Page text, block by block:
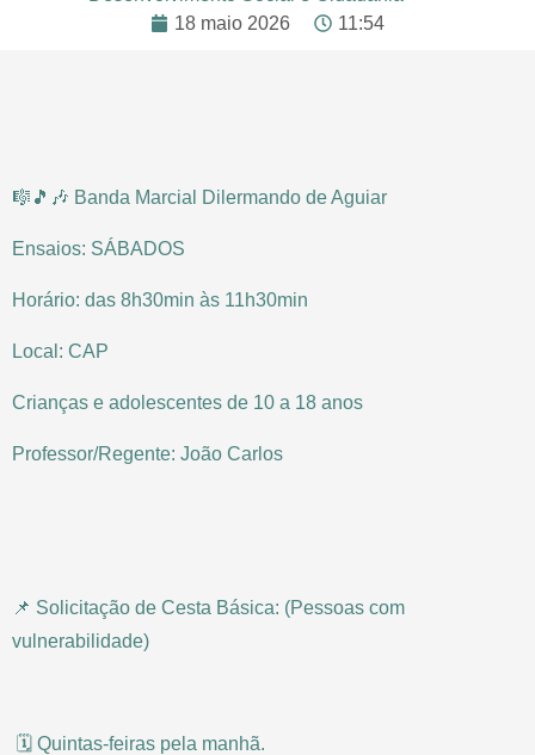
18 maio 2026
11:54
🎼🎵🎶 Banda Marcial Dilermando de Aguiar
Ensaios: SÁBADOS
Horário: das 8h30min às 11h30min
Local: CAP
Crianças e adolescentes de 10 a 18 anos
Professor/Regente: João Carlos
📌 Solicitação de Cesta Básica: (Pessoas com
vulnerabilidade)
🗓️ Quintas-feiras pela manhã.